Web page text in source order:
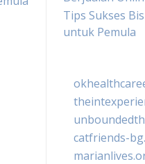
Tips Sukses
untuk Pemula
catfriends-